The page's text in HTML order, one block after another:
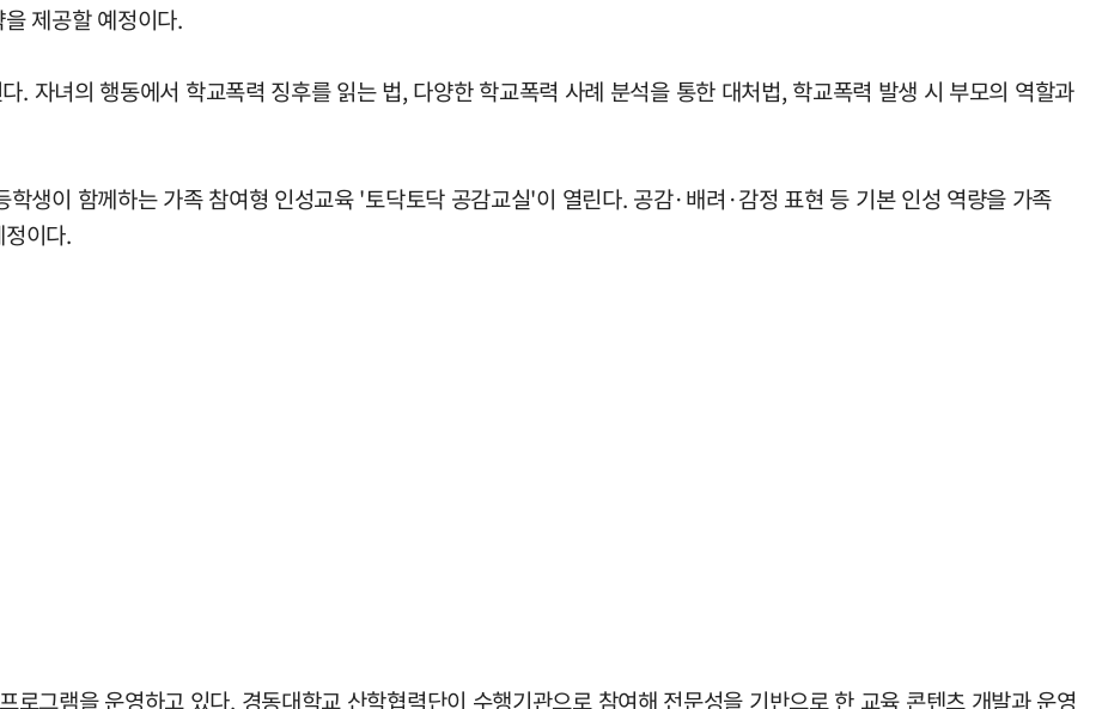
제공할 예정이다.
. 자녀의 행동에서 학교폭력 징후를 읽는 법, 다양한 학교폭력 사례 분석을 통한 대처법, 학교폭력 발생 시 부모의 역할과
생이 함께하는 가족 참여형 인성교육 '토닥토닥 공감교실'이 열린다. 공감·배려·감정 표현 등 기본 인성 역량을 가족
이다.
그램을 운영하고 있다. 경동대학교 산학협력단이 수행기관으로 참여해 전문성을 기반으로 한 교육 콘텐츠 개발과 운영